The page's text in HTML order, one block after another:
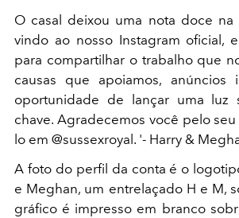
O casal deixou uma nota doce na
vindo ao nosso Instagram oficial,
para compartilhar o trabalho que
causas que apoiamos, anúncios
oportunidade de lançar uma luz
chave. Agradecemos você pelo
lo em @sussexroyal. '- Harry &
A foto do perfil da conta é o
e Meghan, um entrelaçado H e M,
gráfico é impresso em branco